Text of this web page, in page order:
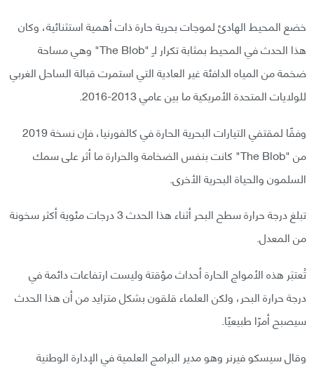
خضع المحيط الهادئ لموجات بحرية حارة ذات أهمية استثنائية، وكان
هذا الحدث في المحيط بمثابة تكرار لـِ "The Blob" وهي مساحة
ضخمة من المياه الدافئة غير العادية التي استمرت قبالة الساحل الغربي
للولايات المتحدة الأمريكية ما بين عامي 2013-2016.
وفقًا لمقتفي التيارات البحرية الحارة في كالفورنيا، فإن نسخة 2019
من "The Blob" كانت بنفس الضخامة والحرارة ما أثر على سمك
السلمون والحياة البحرية الأخرى.
تبلغ درجة حرارة سطح البحر أثناء هذا الحدث 3 درجات مئوية أكثر سخونة
من المعدل.
تُعتبَر هذه الأمواج الحارة أحداث مؤقتة وليست ارتفاعات دائمة في
درجة حرارة البحر، ولكن العلماء قلقون بشكل متزايد من أن هذا الحدث
سيصبح أمرًا طبيعيًا.
وقال سيسكو فيرنر وهو مدير البرامج العلمية في الإدارة الوطنية